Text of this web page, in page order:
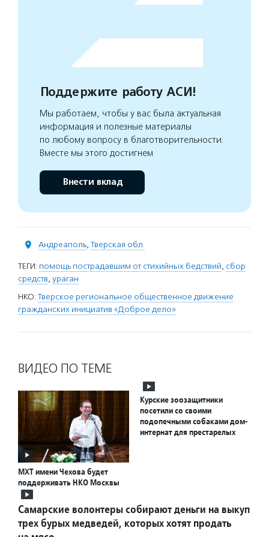
Поддержите работу АСИ!
Мы работаем, чтобы у вас была актуальная
информация и полезные материалы
по любому вопросу в благотворительности.
Вместе мы этого достигнем
Внести вклад
Андреаполь, Тверская обл.
ТЕГИ: помощь пострадавшим от стихийных бедствий, сбор
средств, ураган
НКО: Тверское региональное общественное движение
гражданских инициатив «Доброе дело»
ВИДЕО ПО ТЕМЕ
МХТ имени Чехова будет
поддерживать НКО Москвы
Курские зоозащитники
посетили со своими
подопечными собаками дом-
интернат для престарелых
Самарские волонтеры собирают деньги на выкуп
трех бурых медведей, которых хотят продать